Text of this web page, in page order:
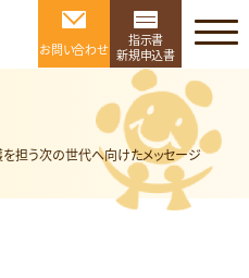
お問い合わせ
指示書
新規申込書
担う次の世代へ向けたメッセージ